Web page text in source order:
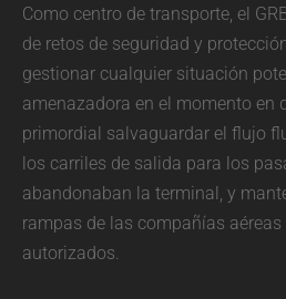
Como centro de transporte, el
de retos de seguridad y
gestionar cualquier situación
amenazadora en el momento en
primordial salvaguardar el flujo
los carriles de salida para los
abandonaban la terminal, y
rampas de las compañías
autorizados.